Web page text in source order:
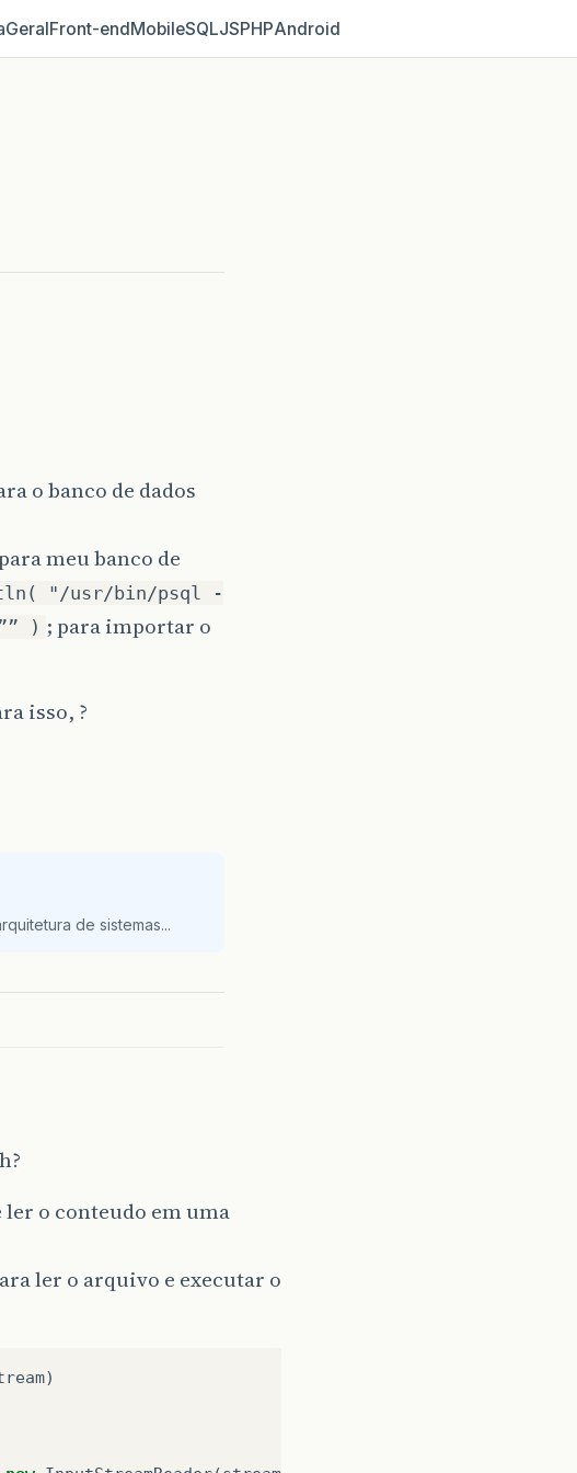
GeralFront‑endMobileSQLJSPHPAndroid
o banco de dados
meu banco de
"/usr/bin/psql -
) ; para importar o
isso, ?
de sistemas...
o conteudo em uma
ler o arquivo e executar o
)